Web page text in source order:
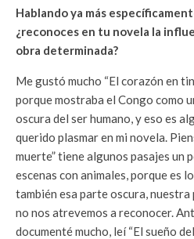
Hablando ya más
¿reconoces en tu novela la
obra determinada?
Me gustó mucho “El corazón en
porque mostraba el Congo como
oscura del ser humano, y eso es
querido plasmar en mi novela.
muerte” tiene algunos pasajes un
escenas con animales, porque es
también esa parte oscura, nuestra
no nos atrevemos a reconocer.
documenté mucho, leí “El sueño del